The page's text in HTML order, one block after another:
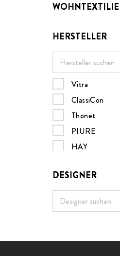
HERSTELLER
Vitra
ClassiCon
Thonet
PIURE
HAY
MDF italia
B&B Italia
Nils Holger
Menu
DESIGNER